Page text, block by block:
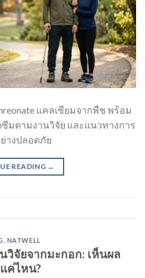
แคลเซียมจากพืช พร้อม
ซึมตามงานวิจัย และแนวทางการ
างปลอดภัย
READING →
NATWELL
วิจัยจากมะกอก: เห็นผล
แค่ไหน?